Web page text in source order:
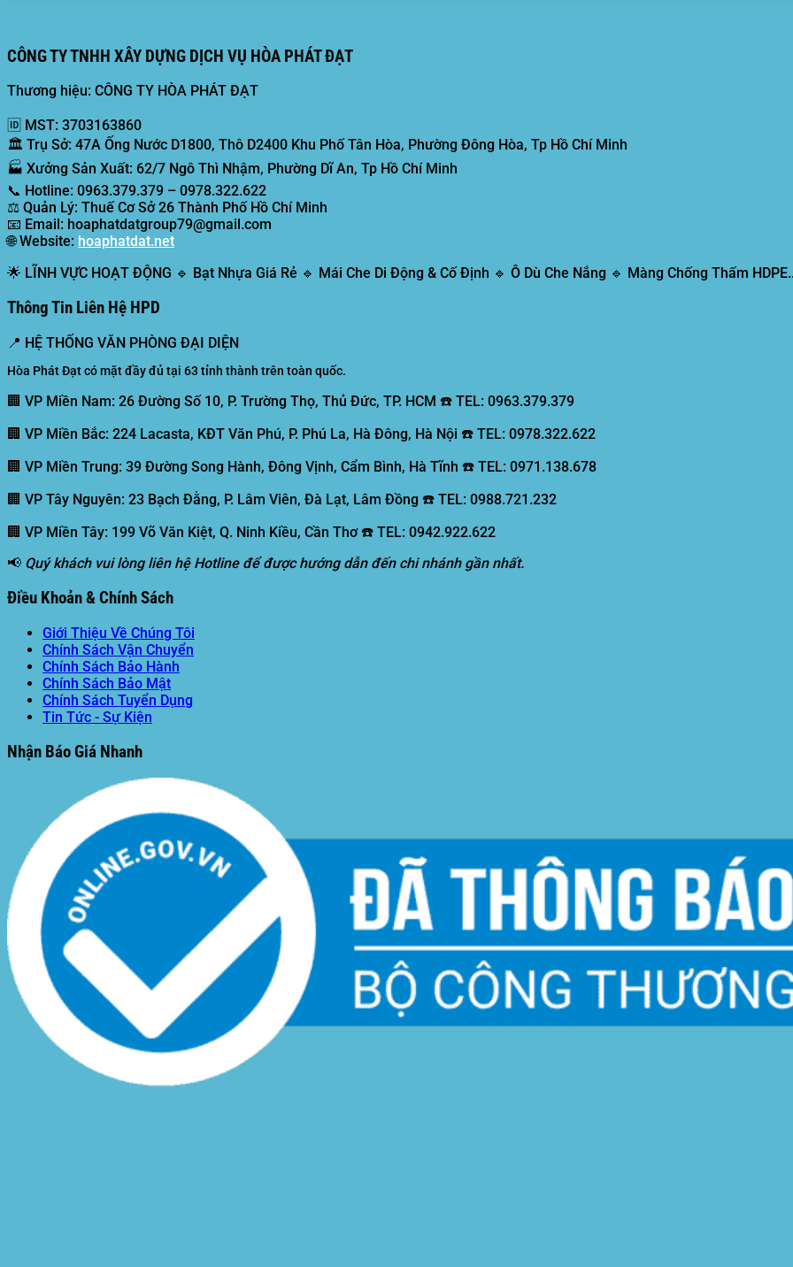
CÔNG TY TNHH XÂY DỰNG DỊCH VỤ HÒA PHÁT ĐẠT
Thương hiệu: CÔNG TY HÒA PHÁT ĐẠT
🆔 MST: 3703163860
🏛️ Trụ Sở: 47A Ống Nước D1800, Thô D2400 Khu Phố Tân Hòa, Phường Đông Hòa, Tp Hồ Chí Minh
🏭 Xưởng Sản Xuất: 62/7 Ngô Thì Nhậm, Phường Dĩ An, Tp Hồ Chí Minh
📞 Hotline: 0963.379.379 – 0978.322.622
⚖️ Quản Lý: Thuế Cơ Sở 26 Thành Phố Hồ Chí Minh
📧 Email: hoaphatdatgroup79@gmail.com
🌐Website: hoaphatdat.net
🌟 LĨNH VỰC HOẠT ĐỘNG 🔹 Bạt Nhựa Giá Rẻ 🔹 Mái Che Di Động & Cố Định 🔹 Ô Dù Che Nắng 🔹 Màng Chống Thấm
Thông Tin Liên Hệ HPD
📍 HỆ THỐNG VĂN PHÒNG ĐẠI DIỆN
Hòa Phát Đạt có mặt đầy đủ tại 63 tỉnh thành trên toàn quốc.
🏢 VP Miền Nam: 26 Đường Số 10, P. Trường Thọ, Thủ Đức, TP. HCM ☎️ TEL: 0963.379.379
🏢 VP Miền Bắc: 224 Lacasta, KĐT Văn Phú, P. Phú La, Hà Đông, Hà Nội ☎️ TEL: 0978.322.622
🏢 VP Miền Trung: 39 Đường Song Hành, Đông Vịnh, Cẩm Bình, Hà Tĩnh ☎️ TEL: 0971.138.678
🏢 VP Tây Nguyên: 23 Bạch Đằng, P. Lâm Viên, Đà Lạt, Lâm Đồng ☎️ TEL: 0988.721.232
🏢 VP Miền Tây: 199 Võ Văn Kiệt, Q. Ninh Kiều, Cần Thơ ☎️ TEL: 0942.922.622
📢 Quý khách vui lòng liên hệ Hotline để được hướng dẫn đến chi nhánh gần nhất.
Điều Khoản & Chính Sách
Giới Thiệu Về Chúng Tôi
Chính Sách Vận Chuyển
Chính Sách Bảo Hành
Chính Sách Bảo Mật
Chính Sách Tuyển Dụng
Tin Tức - Sự Kiện
Nhận Báo Giá Nhanh